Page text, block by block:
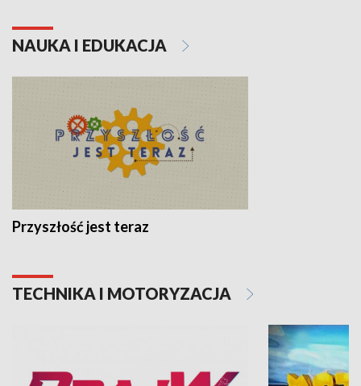
NAUKA I EDUKACJA
Przyszłość jest teraz
TECHNIKA I MOTORYZACJA